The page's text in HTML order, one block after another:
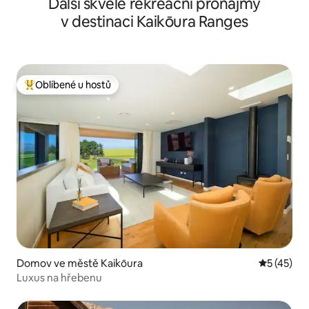
v destinaci Kaikōura Ranges
Nejlepší v kategorii Oblíbené u hostů
Oblíbené u hostů
Domov ve městě Kaikōura Průměrné
5 (45)
Luxus na hřebenu